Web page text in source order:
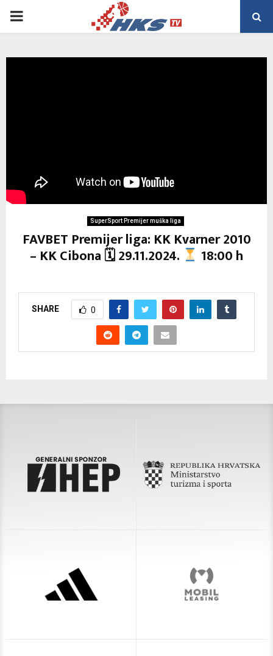
PRIMARY
SuperSport Premijer muška liga
FAVBET Premijer liga: KK Kvarner 2010
– KK Cibona 🗓 29.11.2024. 18:00 h
SHARE 0